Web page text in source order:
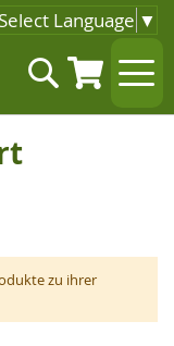
Select Language ▼
Inhalt
springen
Suche
zu ihrer